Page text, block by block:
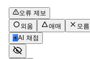
오류 제보
외움
애매
모름
✳AI 채점